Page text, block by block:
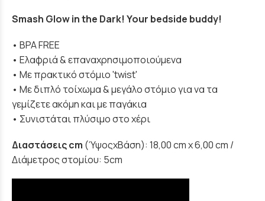
Smash Glow in the Dark! Your bedside buddy!
• BPA FREE
• Ελαφριά & επαναχρησιμοποιούμενα
• Mε πρακτικό στόμιο 'twist'
• Με διπλό τοίχωμα & μεγάλο στόμιο για να τα
γεμίζετε ακόμη και με παγάκια
• Συνιστάται πλύσιμο στο χέρι
Διαστάσεις cm (ΎψοςxΒάση): 18,00 cm x 6,00 cm /
Διάμετρος στομίου: 5cm